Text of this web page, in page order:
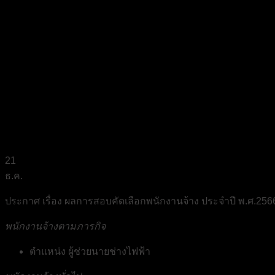
21
ธ.ค.
ประกาศ เรื่อง ผลการสอบคัดเลือกพนักงานจ้าง ประจำปี พ.ศ
พนักงานจ้างตามภารกิจ
ตำแหน่ง ผู้ช่วยนายช่างไฟฟ้า